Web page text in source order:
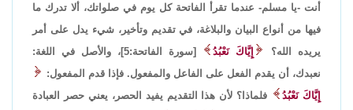
أنت -يا مسلم- عندما تقرأ الفاتحة كل يوم في صلواتك، ألا تدرك ما
فيها من أنواع البيان والبلاغة، في تقديم وتأخير، شيء يدل على أمر
يريده الله؟
إِيَّاكَ نَعْبُدُ
[سورة الفاتحة:5]، والأصل في اللغة:
نعبدك، أن يقدم الفعل على الفاعل والمفعول. فإذا قدم المفعول:
إِيَّاكَ نَعْبُدُ
فلماذا؟ لأن هذا التقديم يفيد الحصر، يعني حصر العبادة